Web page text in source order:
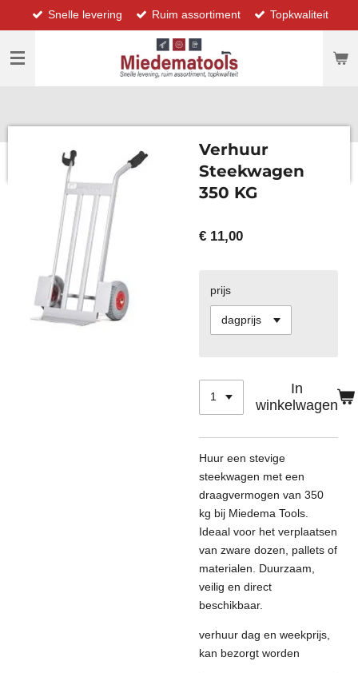
direct
naar
hoofdinhoud
Snelle levering Ruim assortiment Topkwaliteit
Verhuur
Steekwagen
350 KG
€ 11,00
prijs
In
winkelwagen
Huur een stevige
steekwagen met een
draagvermogen van 350
kg bij Miedema Tools.
Ideaal voor het verplaatsen
van zware dozen, pallets of
materialen. Duurzaam,
veilig en direct
beschikbaar.
verhuur dag en weekprijs,
kan bezorgt worden